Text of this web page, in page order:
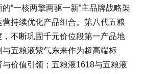
一核两擎两驱一新”主品牌战略架
持续优化产品组合。第八代五粮
不断巩固千元价位段第一产品地
五粮液紫气东来作为超高端标
价值引领；五粮液1618与五粮液